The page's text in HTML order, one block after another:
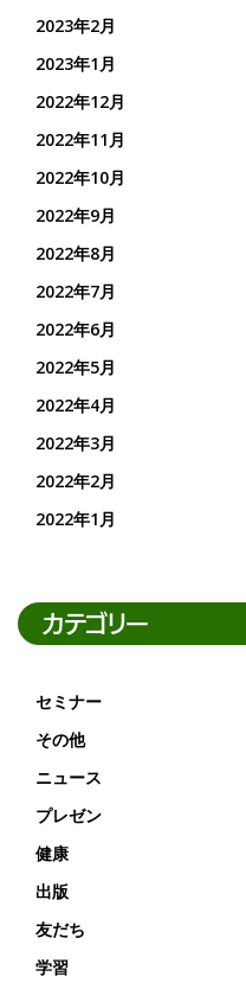
2023年2月
2023年1月
2022年12月
2022年11月
2022年10月
2022年9月
2022年8月
2022年7月
2022年6月
2022年5月
2022年4月
2022年3月
2022年2月
2022年1月
カテゴリー
セミナー
その他
ニュース
プレゼン
健康
出版
友だち
学習